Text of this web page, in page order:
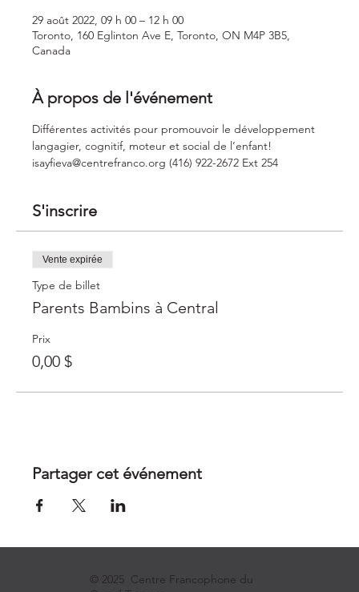
29 août 2022, 09 h 00 – 12 h 00
Toronto, 160 Eglinton Ave E, Toronto, ON M4P 3B5,
Canada
À propos de l'événement
Différentes activités pour promouvoir le développement
langagier, cognitif, moteur et social de l’enfant!
isayfieva@centrefranco.org (416) 922-2672 Ext 254
S'inscrire
Vente expirée
Type de billet
Parents Bambins à Central
Prix
0,00 $
Partager cet événement
© 2025 Centre Francophone du